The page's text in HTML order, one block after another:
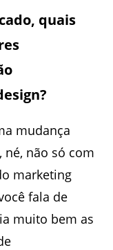
quais
mudança
não só com
marketing
fala de
muito bem as